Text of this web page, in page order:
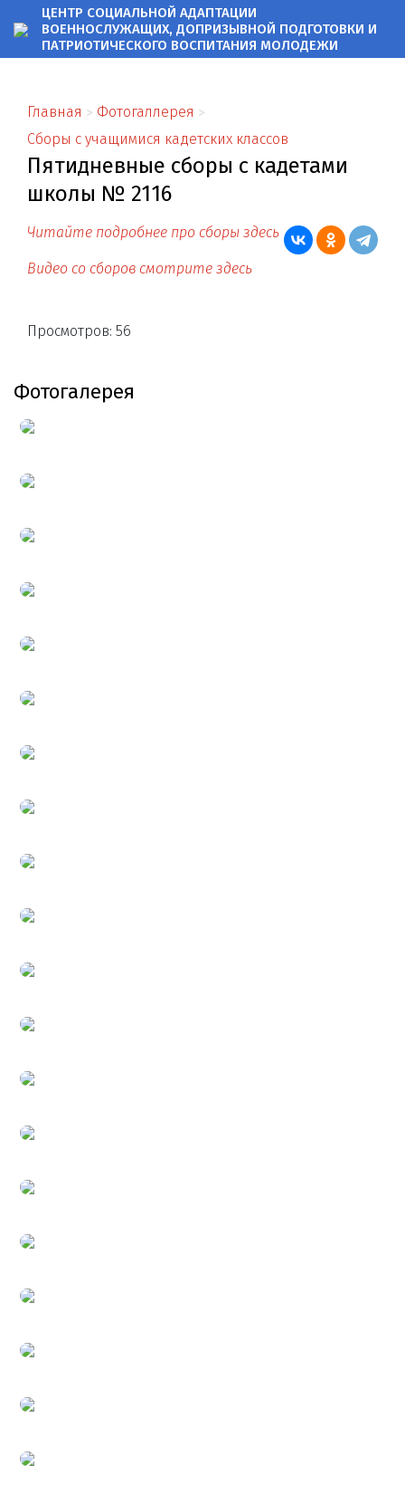
ЦЕНТР СОЦИАЛЬНОЙ АДАПТАЦИИ
ВОЕННОСЛУЖАЩИХ, ДОПРИЗЫВНОЙ ПОДГОТОВКИ И
ПАТРИОТИЧЕСКОГО ВОСПИТАНИЯ МОЛОДЕЖИ
Главная
Фотогаллерея
Сборы с учащимися кадетских классов
Пятидневные сборы с кадетами
школы № 2116
Читайте подробнее про сборы здесь
Видео со сборов смотрите здесь
Просмотров: 56
Фотогалерея